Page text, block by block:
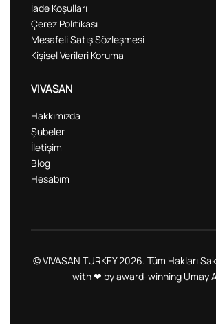
İade Koşulları
Çerez Politikası
Mesafeli Satış Sözleşmesi
Kişisel Verileri Koruma
VIVASAN
Hakkımızda
Şubeler
İletişim
Blog
Hesabım
© VIVASAN TURKEY 2026. Tüm Hakları
with ❤ by award-winning Umay